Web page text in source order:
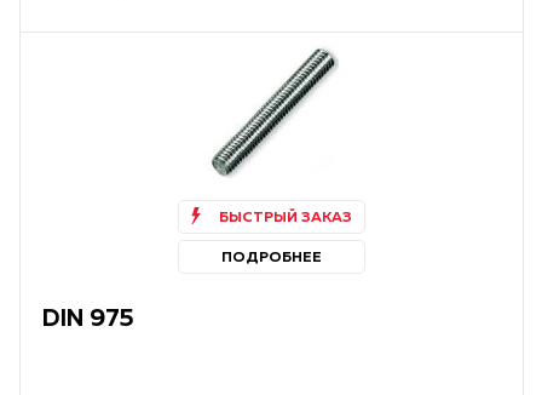
БЫСТРЫЙ ЗАКАЗ
ПОДРОБНЕЕ
DIN 975